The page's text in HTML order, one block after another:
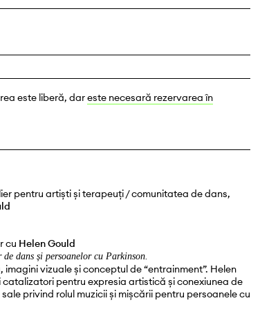
este liberă, dareste necesară rezervarea în
pentru artiști și terapeuți / comunitatea de dans,
cu Helen Gould
dans și persoanelor cu Parkinson.
vizuale și conceptul de “entrainment”. Helen
pentru expresia artistică și conexiunea de
privind rolul muzicii și mișcării pentru persoanele cu